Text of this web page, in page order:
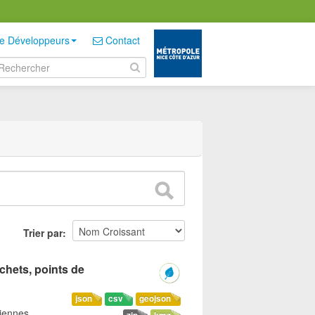
Développeurs Contact
Trier par
points de
geojson
csv
json